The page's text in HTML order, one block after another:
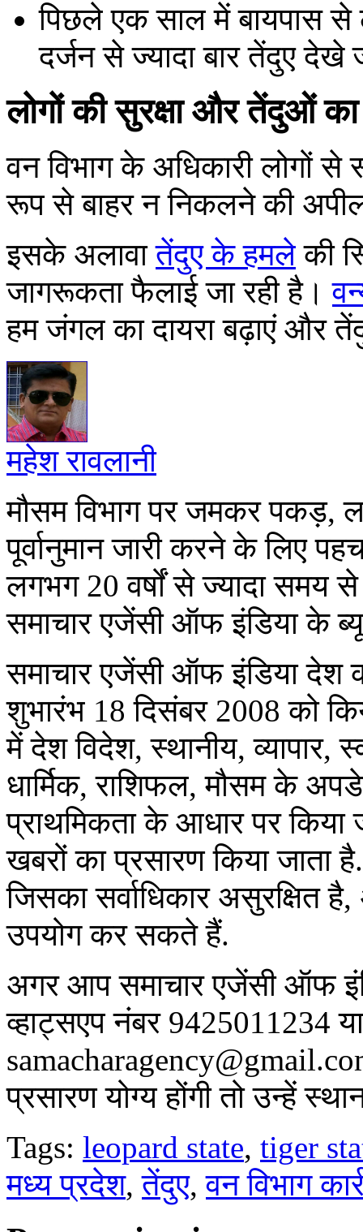
पिछले एक साल में बायपास से
दर्जन से ज्यादा बार तेंदुए
लोगों की सुरक्षा और तेंदुओं
वन विभाग के अधिकारी लोगों
रूप से बाहर न निकलने की
इसके अलावातेंदुए के हमले की
जागरूकता फैलाई जा रही है।
हम जंगल का दायरा बढ़ाएं और
महेश रावलानी
मौसम विभाग पर जमकर पकड़,
पूर्वानुमान जारी करने के लिए
लगभग 20 वर्षों से ज्यादा समय
समाचार एजेंसी ऑफ इंडिया के
समाचार एजेंसी ऑफ इंडिया देश
शुभारंभ 18 दिसंबर 2008 को
में देश विदेश, स्थानीय, व्यापार,
धार्मिक, राशिफल, मौसम के
प्राथमिकता के आधार पर किया
खबरों का प्रसारण किया जाता
जिसका सर्वाधिकार असुरक्षित
उपयोग कर सकते हैं.
अगर आप समाचार एजेंसी ऑफ
व्हाट्सएप नंबर 9425011234
प्रसारण योग्य होंगी तो उन्हें
Tags: leopard state, tiger
मध्य प्रदेश,तेंदुए,वन विभाग